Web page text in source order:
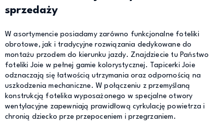
sprzedaży
W asortymencie posiadamy zarówno funkcjonalne foteliki
obrotowe, jak i tradycyjne rozwiązania dedykowane do
montażu przodem do kierunku jazdy. Znajdziecie tu Państwo
foteliki Joie w pełnej gamie kolorystycznej. Tapicerki Joie
odznaczają się łatwością utrzymania oraz odpornością na
uszkodzenia mechaniczne. W połączeniu z przemyślaną
konstrukcją fotelika wyposażonego w specjalne otwory
wentylacyjne zapewniają prawidłową cyrkulację powietrza i
chronią dziecko prze przepoceniem i przegrzaniem.